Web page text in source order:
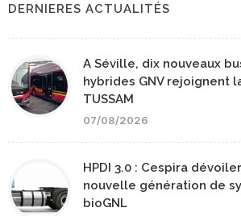
DERNIERES ACTUALITÉS
A Séville, dix nouveaux
hybrides GNV rejoignent
TUSSAM
07/08/2026
HPDI 3.0 : Cespira
nouvelle génération de
bioGNL